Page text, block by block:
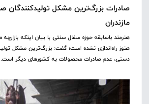
صادرات بزرگ‌ترین مشکل تولیدکنندگان
مازندران
هنرمند باسابقه حوزه سفال سنتی با بیان اینکه
هنوز راه‌اندازی نشده است؛ گفت: بزرگ‌ترین مشکل
دستی، عدم صادرات محصولات به کشورهای دیگر است.